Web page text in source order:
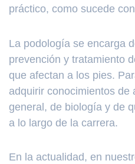
práctico, como sucede
La podología se encarga
prevención y tratamiento
que afectan a los pies.
adquirir conocimientos de
general, de biología y de
a lo largo de la carrera.
En la actualidad, en